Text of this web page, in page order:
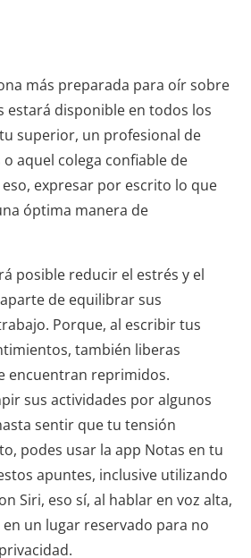
más preparada para oír sobre
estará disponible en todos los
superior, un profesional de
aquel colega confiable de
expresar por escrito lo que
óptima manera de
posible reducir el estrés y el
de equilibrar sus
Porque, al escribir tus
también liberas
encuentran reprimidos.
sus actividades por algunos
sentir que tu tensión
podes usar la app Notas en tu
apuntes, inclusive utilizando
Siri, eso sí, al hablar en voz alta,
un lugar reservado para no